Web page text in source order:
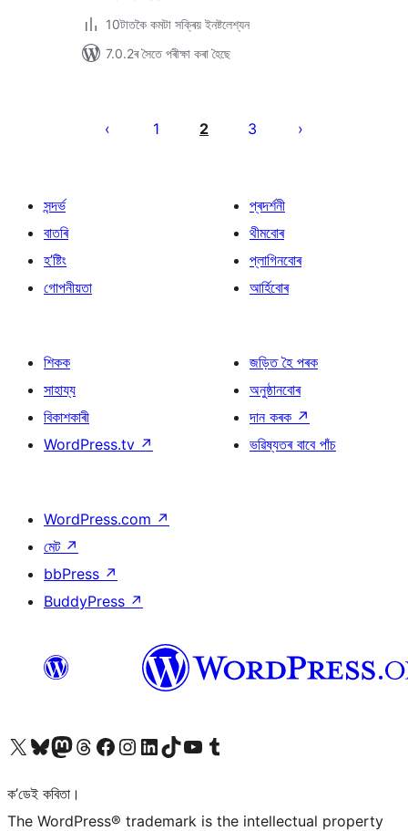
10টাতকৈ কমটা সক্ৰিয় ইনষ্টলেশ্যন
7.0.2ৰ সৈতে পৰীক্ষা কৰা হৈছে
পৃষ্ঠাকৰণ
1 2 3
সন্দৰ্ভ
বাতৰি
হ’ষ্টিং
গোপনীয়তা
প্ৰদৰ্শনী
থীমবোৰ
প্লাগিনবোৰ
আৰ্হিবোৰ
শিকক
সাহায্য
বিকাশকাৰী
WordPress.tv ↗
জড়িত হৈ পৰক
অনুষ্ঠানবোৰ
দান কৰক ↗
ভৱিষ্যতৰ বাবে পাঁচ
WordPress.com ↗
মেট ↗
bbPress ↗
BuddyPress ↗
আমাৰ X (আগৰ Twitter) একাউণ্টলৈ যাওকআমাৰ Bluesky একাউণ্টলৈ যাওকআমাৰ Mastodon একাউণ্টলৈ যাওকআমাৰ Threads একাউণ্টলৈ যাওকআমাৰ Facebook পৃষ্ঠালৈ যাওকআমাৰ Instagram একাউণ্টলৈ যাওকআমাৰ LinkedIn একাউণ্টলৈ যাওকআমাৰ TikTok একাউণ্টলৈ যাওকআমাৰ YouTube চেনেললৈ যাওকআমাৰ Tumblr একাউণ্টলৈ যাওক
ক’ডেই কবিতা।
The WordPress® trademark is the intellectual property